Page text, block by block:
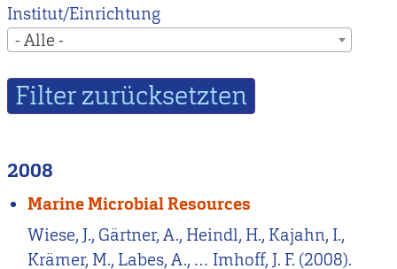
Institut/Einrichtung
- Alle -
2008
Marine Microbial Resources
Wiese, J., Gärtner, A., Heindl, H., Kajahn, I.,
Krämer, M., Labes, A., … Imhoff, J. F. (2008).